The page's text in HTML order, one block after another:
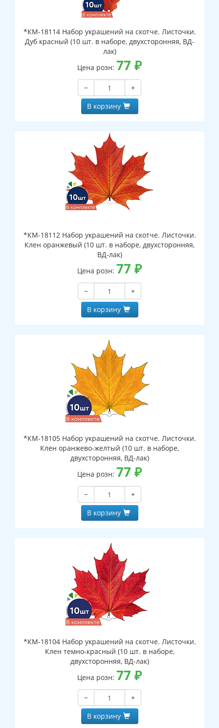
*КМ-18114 Набор украшений на скотче. Листочки.
Дуб красный (10 шт. в наборе, двухсторонняя, ВД-
лак)
Цена розн: 77 ₽
−
+
В корзину
*КМ-18112 Набор украшений на скотче. Листочки.
Клен оранжевый (10 шт. в наборе, двухсторонняя,
ВД-лак)
Цена розн: 77 ₽
−
+
В корзину
*КМ-18105 Набор украшений на скотче. Листочки.
Клен оранжево-желтый (10 шт. в наборе,
двухсторонняя, ВД-лак)
Цена розн: 77 ₽
−
+
В корзину
*КМ-18104 Набор украшений на скотче. Листочки.
Клен темно-красный (10 шт. в наборе,
двухсторонняя, ВД-лак)
Цена розн: 77 ₽
−
+
В корзину